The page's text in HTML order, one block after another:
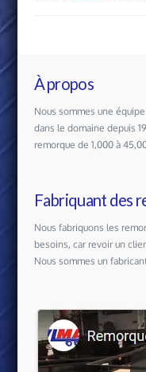
À propos
Nous sommes une
dans le domaine depuis
remorque de 1,000 à
Fabriquant des
Nous fabriquons les
besoins, car revoir un
Nous sommes un